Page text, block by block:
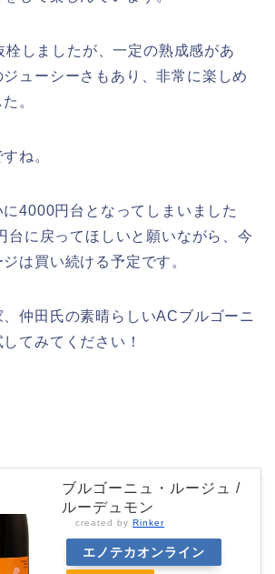
しましたが、一定の熟成感があ
ューシーさもあり、非常に楽しめ
。
ね。
4000円台となってしまいました
台に戻ってほしいと願いながら、今
は買い続ける予定です。
仲田氏の素晴らしいACブルゴーニ
てみてください！
ブルゴーニュ・ルージュ /
ルーデュモン
created by Rinker
エノテカオンライン